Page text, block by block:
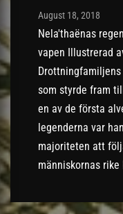
Post has published
August 18, 2018
Nela'thaënas
vapen Illustrerad
som styrde fram
en av de första
legenderna var
majoriteten att
människornas